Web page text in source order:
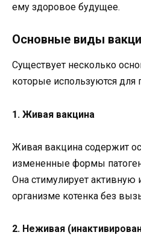
ему здоровое будущее.
Основные виды
Существует несколько
которые используются для
1. Живая вакцина
Живая вакцина содержит
измененные формы
Она стимулирует
организме котенка без
2. Неживая